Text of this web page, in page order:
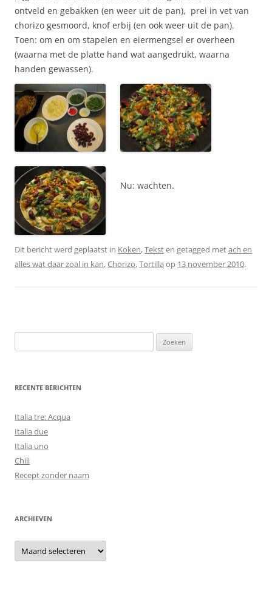
ontveld en gebakken (en weer uit de pan), prei in vet van
chorizo gesmoord, knof erbij (en ook weer uit de pan).
Toen: om en om stapelen en eiermengsel er overheen
(waarna met de platte hand wat aangedrukt, waarna
handen gewassen).
Nu: wachten.
Dit bericht werd geplaatst in Koken,Teksten getagged metach en
alles wat daar zoal in kan,Chorizo,Tortilla op 13 november 2010.
naar:
RECENTE BERICHTEN
Italia tre: Acqua
Italia due
Italia uno
Chili
Recept zonder naam
ARCHIEVEN
Archieven